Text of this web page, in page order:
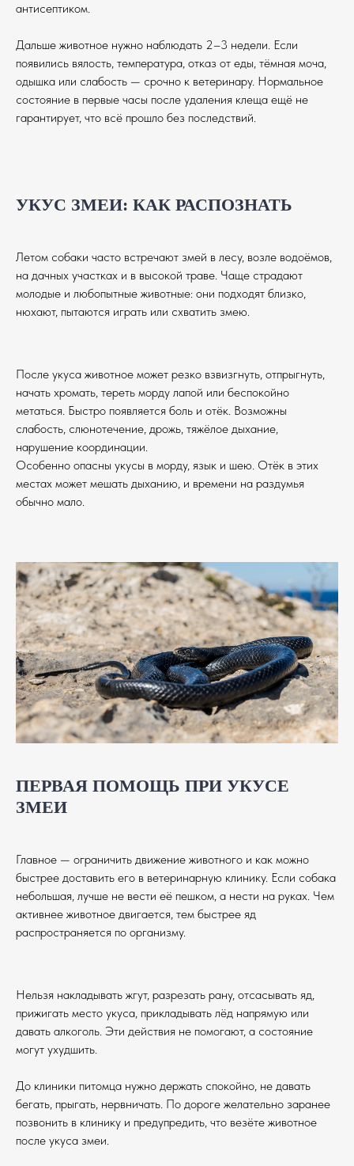
антисептиком.
Дальше животное нужно наблюдать 2–3 недели. Если
появились вялость, температура, отказ от еды, тёмная моча,
одышка или слабость — срочно к ветеринару. Нормальное
состояние в первые часы после удаления клеща ещё не
гарантирует, что всё прошло без последствий.
УКУС ЗМЕИ: КАК РАСПОЗНАТЬ
Летом собаки часто встречают змей в лесу, возле водоёмов,
на дачных участках и в высокой траве. Чаще страдают
молодые и любопытные животные: они подходят близко,
нюхают, пытаются играть или схватить змею.
После укуса животное может резко взвизгнуть, отпрыгнуть,
начать хромать, тереть морду лапой или беспокойно
метаться. Быстро появляется боль и отёк. Возможны
слабость, слюнотечение, дрожь, тяжёлое дыхание,
нарушение координации.
Особенно опасны укусы в морду, язык и шею. Отёк в этих
местах может мешать дыханию, и времени на раздумья
обычно мало.
ПЕРВАЯ ПОМОЩЬ ПРИ УКУСЕ
ЗМЕИ
Главное — ограничить движение животного и как можно
быстрее доставить его в ветеринарную клинику. Если собака
небольшая, лучше не вести её пешком, а нести на руках. Чем
активнее животное двигается, тем быстрее яд
распространяется по организму.
Нельзя накладывать жгут, разрезать рану, отсасывать яд,
прижигать место укуса, прикладывать лёд напрямую или
давать алкоголь. Эти действия не помогают, а состояние
могут ухудшить.
До клиники питомца нужно держать спокойно, не давать
бегать, прыгать, нервничать. По дороге желательно заранее
позвонить в клинику и предупредить, что везёте животное
после укуса змеи.
ИНФОРМАЦИЯ ДЛЯ